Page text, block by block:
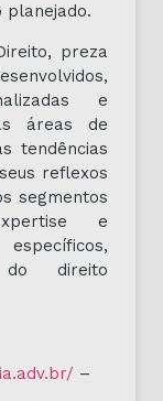
planejado.
preza
e
áreas de
tendências
reflexos
segmentos
e
do direito
–